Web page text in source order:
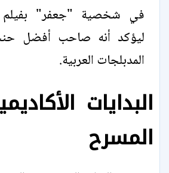
في شخصية "جعفر" بفيلم
ليؤكد أنه صاحب أفضل
المدبلجات العربية.
البدايات
المسرح